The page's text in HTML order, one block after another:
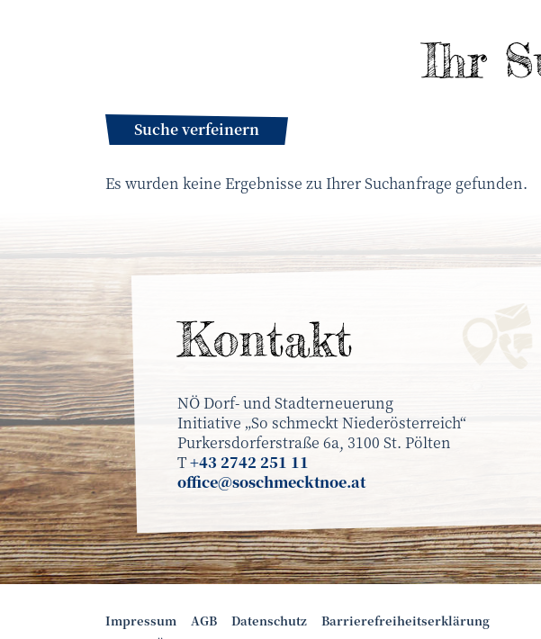
Ihr
Suche verfeinern
Es wurden keine Ergebnisse zu Ihrer Suchanfrage gefunden.
Kontakt
NÖ Dorf- und Stadterneuerung
Initiative „So schmeckt Niederösterreich“
Purkersdorferstraße 6a, 3100 St. Pölten
T+43 2742 251 11
office@soschmecktnoe.at
Impressum AGB Datenschutz
Barrierefreiheitserklärung